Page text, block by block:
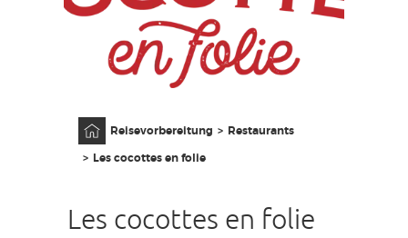
DE
Reisevorbereitung
Restaurants
Les cocottes en folie
Les cocottes en folie